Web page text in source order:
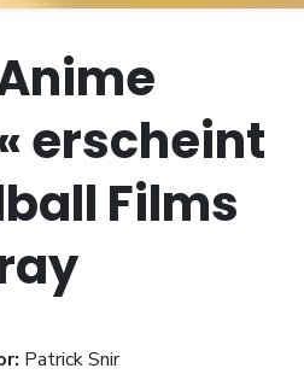
erscheint
Films
Patrick Snir